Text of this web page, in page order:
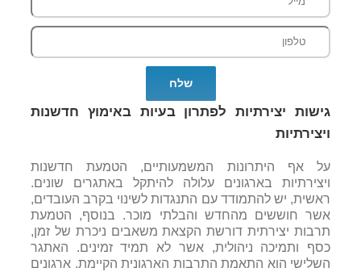
גישות יצירתיות לפתרון בעיות באימוץ חדשנות
ויצירתיות
על אף היתרונות המשמעותיים, הטמעת חדשנות
ויצירתיות בארגונים עלולה להיתקל באתגרים שונים.
ראשית, יש להתמודד עם התנגדות לשינוי בקרב העובדים,
אשר חוששים מהחדש והבלתי מוכר. בנוסף, הטמעת
תרבות יצירתית דורשת הקצאת משאבים ניכרת של זמן,
כסף ותמיכה ניהולית, אשר לא תמיד זמינים. האתגר
השלישי הוא התאמת התרבות הארגונית הקיימת. ארגונים